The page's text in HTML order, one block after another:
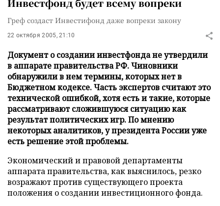
Инвестфонд будет всему вопреки
Греф создаст Инвестифонд даже вопреки закону
22 октября 2005, 21:10
Документ о создании инвестфонда не утвердили
в аппарате правительства РФ. Чиновники
обнаружили в нем термины, которых нет в
Бюджетном кодексе. Часть экспертов считают это
технической ошибкой, хотя есть и такие, которые
рассматривают сложившуюся ситуацию как
результат политических игр. По мнению
некоторых аналитиков, у президента России уже
есть решение этой проблемы.
Экономический и правовой департаменты
аппарата правительства, как выяснилось, резко
возражают против существующего проекта
положения о создании инвестиционного фонда.